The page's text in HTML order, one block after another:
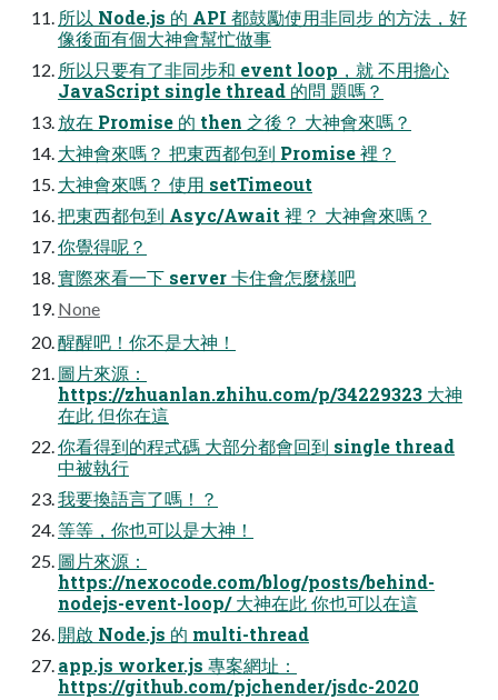
所以 Node.js 的 API 都鼓勵使用非同步 的方法，好
像後面有個大神會幫忙做事
所以只要有了非同步和 event loop，就 不用擔心
JavaScript single thread 的問 題嗎？
放在 Promise 的 then 之後？ 大神會來嗎？
大神會來嗎？ 把東西都包到 Promise 裡？
大神會來嗎？ 使用 setTimeout
把東西都包到 Asyc/Await 裡？ 大神會來嗎？
你覺得呢？
實際來看一下 server 卡住會怎麼樣吧
None
醒醒吧！你不是大神！
圖片來源：
https://zhuanlan.zhihu.com/p/34229323 大神
在此 但你在這
你看得到的程式碼 大部分都會回到 single thread
中被執行
我要換語言了嗎！？
等等，你也可以是大神！
圖片來源：
https://nexocode.com/blog/posts/behind-
nodejs-event-loop/ 大神在此 你也可以在這
開啟 Node.js 的 multi-thread
app.js worker.js 專案網址：
https://github.com/pjchender/jsdc-2020